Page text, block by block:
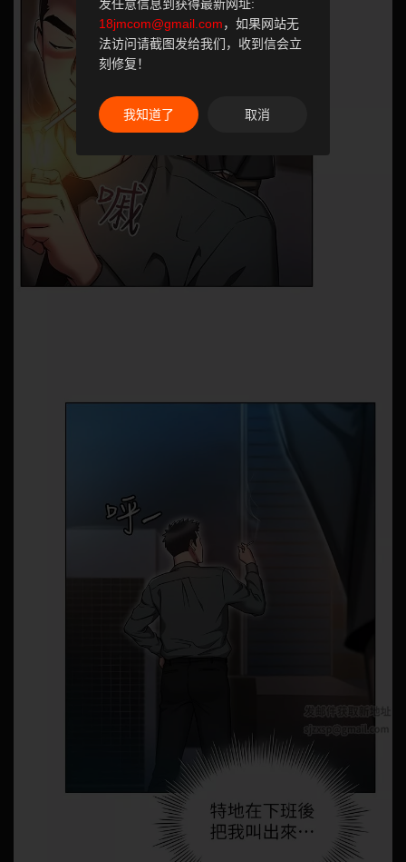
发任意信息到获得最新网址:
18jmcom@gmail.com，如果网站无
法访问请截图发给我们，收到信会立
刻修复！
我知道了 取消